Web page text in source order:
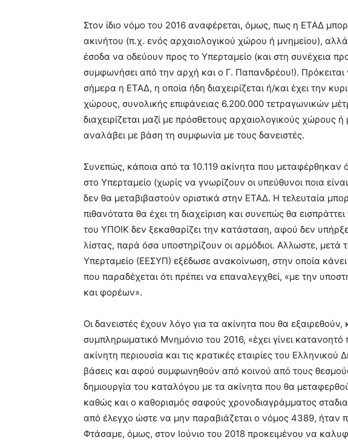
Στον ίδιο νόμο του 2016 αναφέρεται, όμως, πως η ΕΤΑΔ
ακινήτου (π.χ. ενός αρχαιολογικού χώρου ή μνημείου), αλλά
έσοδα να οδεύουν προς το Υπερταμείο (και στη συνέχεια
συμφωνήσει από την αρχή και ο Γ. Παπανδρέου!). Πρόκειται
σήμερα η ΕΤΑΔ, η οποία ήδη διαχειρίζεται ή/και έχει την
χώρους, συνολικής επιφάνειας 6.200.000 τετραγωνικών
διαχειρίζεται μαζί με πρόσθετους αρχαιολογικούς χώρους
αναλάβει με βάση τη συμφωνία με τους δανειστές.
Συνεπώς, κάποια από τα 10.119 ακίνητα που
στο Υπερταμείο (χωρίς να γνωρίζουν οι υπεύθυνοι ποια
δεν θα μεταβιβαστούν οριστικά στην ΕΤΑΔ. Η τελευταία
πιθανότατα θα έχει τη διαχείριση και συνεπώς θα
του ΥΠΟΙΚ δεν ξεκαθαρίζει την κατάσταση, αφού δεν
λίστας, παρά όσα υποστηρίζουν οι αρμόδιοι. Αλλωστε,
Υπερταμείο (ΕΕΣΥΠ) εξέδωσε ανακοίνωση, στην οποία κάνει
που παραδέχεται ότι πρέπει να επαναλεγχθεί, «με την
και φορέων».
Οι δανειστές έχουν λόγο για τα ακίνητα που θα
συμπληρωματικό Μνημόνιο του 2016, «έχει γίνει κατανοητό
ακίνητη περιουσία και τις κρατικές εταιρίες του Ελληνικού
βάσεις και αφού συμφωνηθούν από κοινού από τους
δημιουργία του καταλόγου με τα ακίνητα που θα
καθώς και ο καθορισμός σαφούς χρονοδιαγράμματος
από έλεγχο ώστε να μην παραβιάζεται ο νόμος 4389, ήταν
Φτάσαμε, όμως, στον Ιούνιο του 2018 προκειμένου να